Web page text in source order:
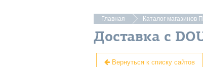
Главная Каталог магазинов
Доставка с
Вернуться к списку сайтов